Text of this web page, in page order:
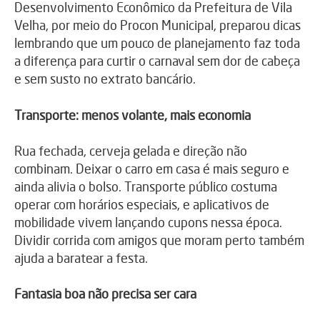
Desenvolvimento Econômico da Prefeitura de Vila
Velha, por meio do Procon Municipal, preparou dicas
lembrando que um pouco de planejamento faz toda
a diferença para curtir o carnaval sem dor de cabeça
e sem susto no extrato bancário.
Transporte: menos volante, mais economia
Rua fechada, cerveja gelada e direção não
combinam. Deixar o carro em casa é mais seguro e
ainda alivia o bolso. Transporte público costuma
operar com horários especiais, e aplicativos de
mobilidade vivem lançando cupons nessa época.
Dividir corrida com amigos que moram perto também
ajuda a baratear a festa.
Fantasia boa não precisa ser cara